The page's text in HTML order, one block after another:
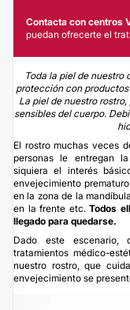
Contacta con centros
puedan ofrecerte el
Toda la piel de nuestro
protección con
La piel de nuestro
sensibles del cuerpo.
El rostro muchas veces
personas le entregan
siquiera el interés
envejecimiento
en la zona de la
en la frente etc. Todos
llegado para quedarse.
Dado este escenario,
tratamientos médico-
nuestro rostro, que
envejecimiento se